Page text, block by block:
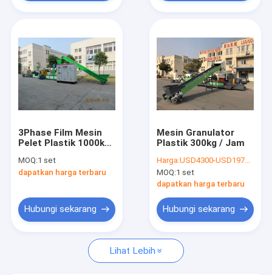
Produk
Tentang kita
Hubungi kami
Mesin Daur Ulang Botol Plastik
Mesin Daur Ulang Film Plastik
Garis Granulasi Plastik
Mesin Pengering Plastik
3Phase Film Mesin
Pelet Plastik 1000kg
Plastik
MOQ:1 set
dapatkan harga terbaru
Hubungi sekarang
Mesin Granulator
Plastik 300kg / Jam
Harga:USD4300-USD197000
MOQ:1 set
dapatkan harga terbaru
Hubungi sekarang
Lihat Lebih